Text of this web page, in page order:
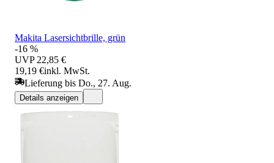
Makita Lasersichtbrille, grün
-16 %
UVP 22,85 €
19,19 €inkl. MwSt.
Lieferung bis Do., 27. Aug.
Details anzeigen